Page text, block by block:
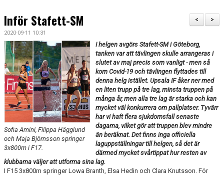
ÅRSMÖTE
ÅRSBERÄTTELSE OCH VERKSAMHETSPLAN
BÖRJA TRÄNA FRIIDROTT
FAQ
MEDLEMSINFO
ARRANGEMANG
FUNKTIONÄRSINFO
>
<
Inför Stafett-SM
2020-09-11 10:31
Sofia Amini, Filippa Hägglund
och Maja Björnsson springer
3x800m i F17.
I helgen avgörs Stafett-SM i Göteborg,
tanken var att tävlingen skulle arrangeras i
slutet av maj precis som vanligt - men så
kom Covid-19 och tävlingen flyttades till
denna helg istället. Upsala IF åker ner med
en liten trupp på tre lag, minsta truppen på
många år, men alla tre lag är starka och kan
mycket väl konkurrera om pallplatser. Tyvärr
har vi haft flera sjukdomsfall senaste
dagarna, vilket gör att truppen blev mindre
än beräknat. Det finns inga officiella
laguppställningar till helgen, så det är
därmed mycket svårtippat hur resten av
klubbarna väljer att utforma sina lag.
I F15 3x800m springer Lowa Branth, Elsa Hedin och Clara Knutsson. För